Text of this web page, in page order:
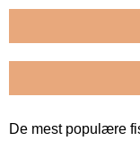
De mest populære